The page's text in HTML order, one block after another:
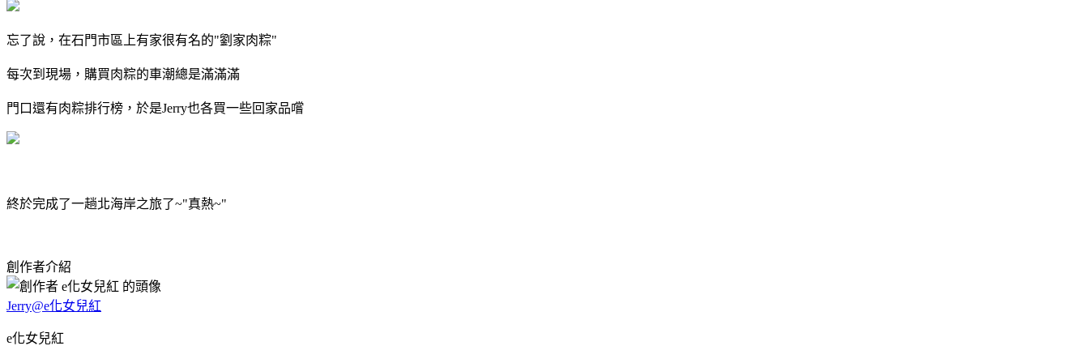
忘了說，在石門市區上有家很有名的"劉家肉粽"
每次到現場，購買肉粽的車潮總是滿滿滿
門口還有肉粽排行榜，於是Jerry也各買一些回家品嚐
終於完成了一趟北海岸之旅了~"真熱~"
創作者介紹
Jerry@e化女兒紅
e化女兒紅